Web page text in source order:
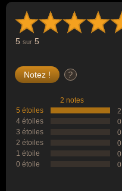
5 sur 5
?
2 notes
5 étoiles
2
4 étoiles
0
3 étoiles
0
2 étoiles
0
1 étoile
0
0 étoile
0